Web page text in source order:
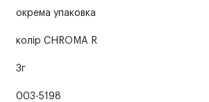
окрема упаковка
колір CHROMA R
3г
003-5198